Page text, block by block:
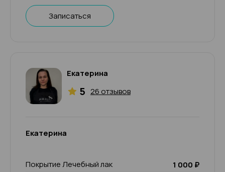
Записаться
Екатерина
5 26 отзывов
Екатерина
Покрытие Лечебный лак
1 000 ₽